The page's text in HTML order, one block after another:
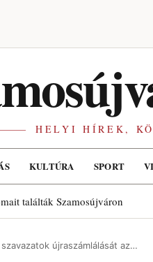
HELYI HÍREK,
KULTÚRA SPORT
találták Szamosújváron
újraszámlálását az…